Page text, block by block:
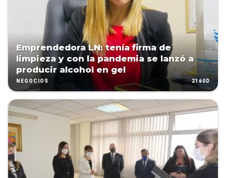
Emprendedora LN: tenía firma de
limpieza y con la pandemia se lanzó a
producir alcohol en gel
NEGOCIOS 2160D